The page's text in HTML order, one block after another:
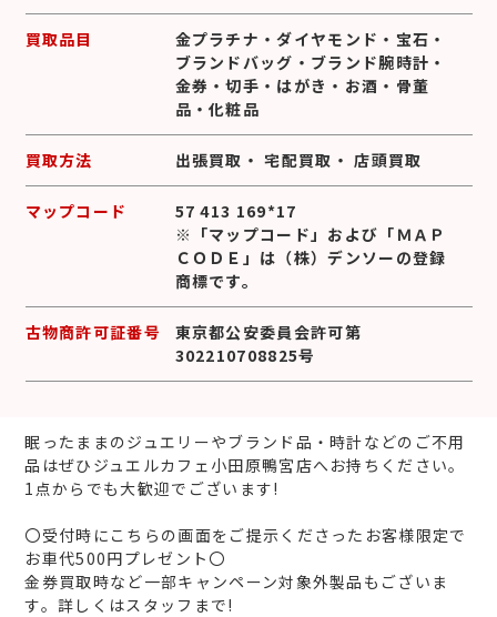
買取品目 金プラチナ ・ダイヤモンド ・ 宝石 ・
ブランドバッグ ・ ブランド腕時計 ・
金券 ・切手 ・ はがき ・ お酒 ・ 骨董
品 ・化粧品
買取方法 出張買取 ・宅配買取 ・店頭買取
マップコード
57 413 169*17
※「マップコード」および「ＭＡＰ
ＣＯＤＥ」は（株）デンソーの登録
商標です。
古物商許可証番号
東京都公安委員会許可第
302210708825号
眠ったままのジュエリーやブランド品・時計などのご不用
品はぜひジュエルカフェ小田原鴨宮店へお持ちください。
1点からでも大歓迎でございます!
〇受付時にこちらの画面をご提示くださったお客様限定で
お車代500円プレゼント〇
金券買取時など一部キャンペーン対象外製品もございま
す。詳しくはスタッフまで!